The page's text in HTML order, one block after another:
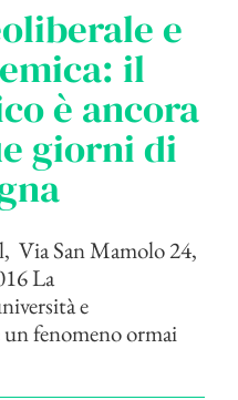
e
il
è ancora
giorni di
Via San Mamolo 24,
La
e
fenomeno ormai